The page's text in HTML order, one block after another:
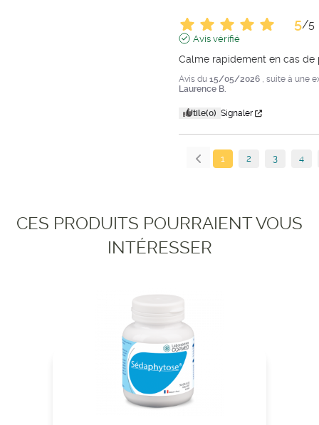
5/5
Avis vérifié
Calme rapidement en cas de
Avis du 15/05/2026 , suite à une
Laurence B.
Utile(0) Signaler
1 2 3 4
CES PRODUITS POURRAIENT VOUS
INTÉRESSER